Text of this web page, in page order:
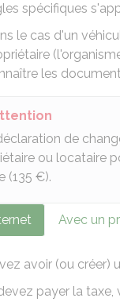
spécifiques
le cas d'un
les
de
ou locataire
(135 €).
Avec un
avoir (ou créer)
payer la